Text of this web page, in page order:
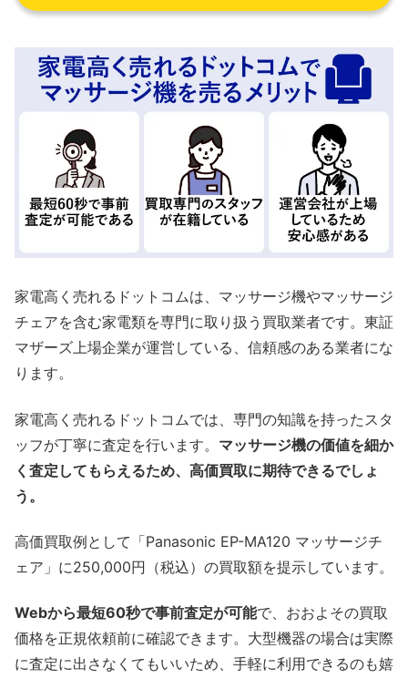
家電高く売れるドットコムは、マッサージ機やマッサージ
チェアを含む家電類を専門に取り扱う買取業者です。東証
マザーズ上場企業が運営している、信頼感のある業者にな
ります。
家電高く売れるドットコムでは、専門の知識を持ったスタ
ッフが丁寧に査定を行います。 マッサージ機の価値を細か
く査定してもらえるため、高価買取に期待できるでしょ
う。
高価買取例として「Panasonic EP-MA120 マッサージチ
ェア」に250,000円（税込）の買取額を提示しています。
Webから最短60秒で事前査定が可能で、おおよその買取
価格を正規依頼前に確認できます。大型機器の場合は実際
に査定に出さなくてもいいため、手軽に利用できるのも嬉